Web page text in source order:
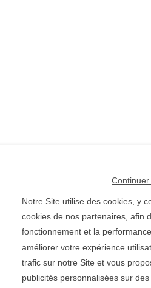
Notre Site utilise des cookies, y
cookies de nos partenaires, afin
fonctionnement et la
améliorer votre expérience
trafic sur notre Site et vous
publicités personnalisées sur